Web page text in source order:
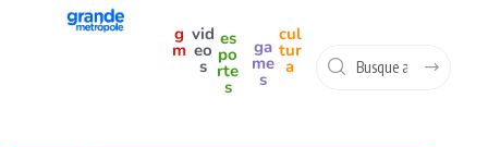
g
m
vid
eo
s
es
po
rte
s
ga
me
s
cul
tur
a